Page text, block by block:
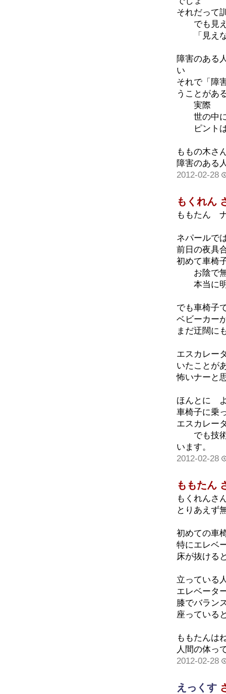
それだって
でも見え
「見えな
障害のある
い
それで「障
うことがあ
実際
世の中に
ピントは
ももの木さ
障害のある
2012-02-28
もくれん
ももたん
ネパールで
前日の夜具
初めて車椅
お陰で無
本当に明
でも車椅子
ベビーカー
まだ迂闊に
エスカレー
いたことが
怖いナーと
ほんとに
車椅子に乗
エスカレー
でも技術
います。
2012-02-28
ももたん
もくれんさ
とりあえず
初めての車
特にエレベ
床が抜ける
立っている
エレベータ
膝でバラン
座っている
ももたんは
人間の体っ
2012-02-28
えっくす